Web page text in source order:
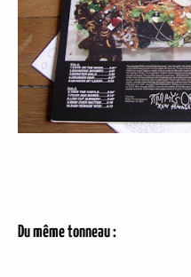
Du même tonneau :